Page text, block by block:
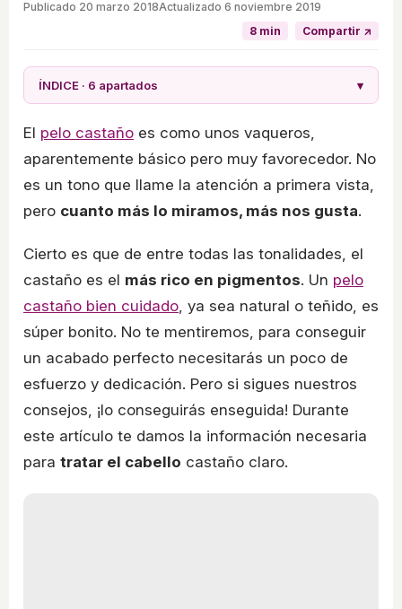
Publicado 20 marzo 2018Actualizado 6 noviembre 2019
8 min
Compartir ↗
ÍNDICE · 6 apartados ▾
El pelo castaño es como unos vaqueros,
aparentemente básico pero muy favorecedor. No
es un tono que llame la atención a primera vista,
pero cuanto más lo miramos, más nos gusta.
Cierto es que de entre todas las tonalidades, el
castaño es el más rico en pigmentos. Un pelo
castaño bien cuidado, ya sea natural o teñido, es
súper bonito. No te mentiremos, para conseguir
un acabado perfecto necesitarás un poco de
esfuerzo y dedicación. Pero si sigues nuestros
consejos, ¡lo conseguirás enseguida! Durante
este artículo te damos la información necesaria
para tratar el cabello castaño claro.